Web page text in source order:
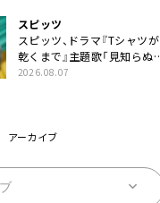
スピッツ
スピッツ、ドラマ『Tシャツが
乾くまで』主題歌「見知らぬ
糸」本日配信。ドラマとのSP
2026.08.07
アーカイブ